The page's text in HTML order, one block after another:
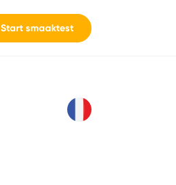
Start smaaktest